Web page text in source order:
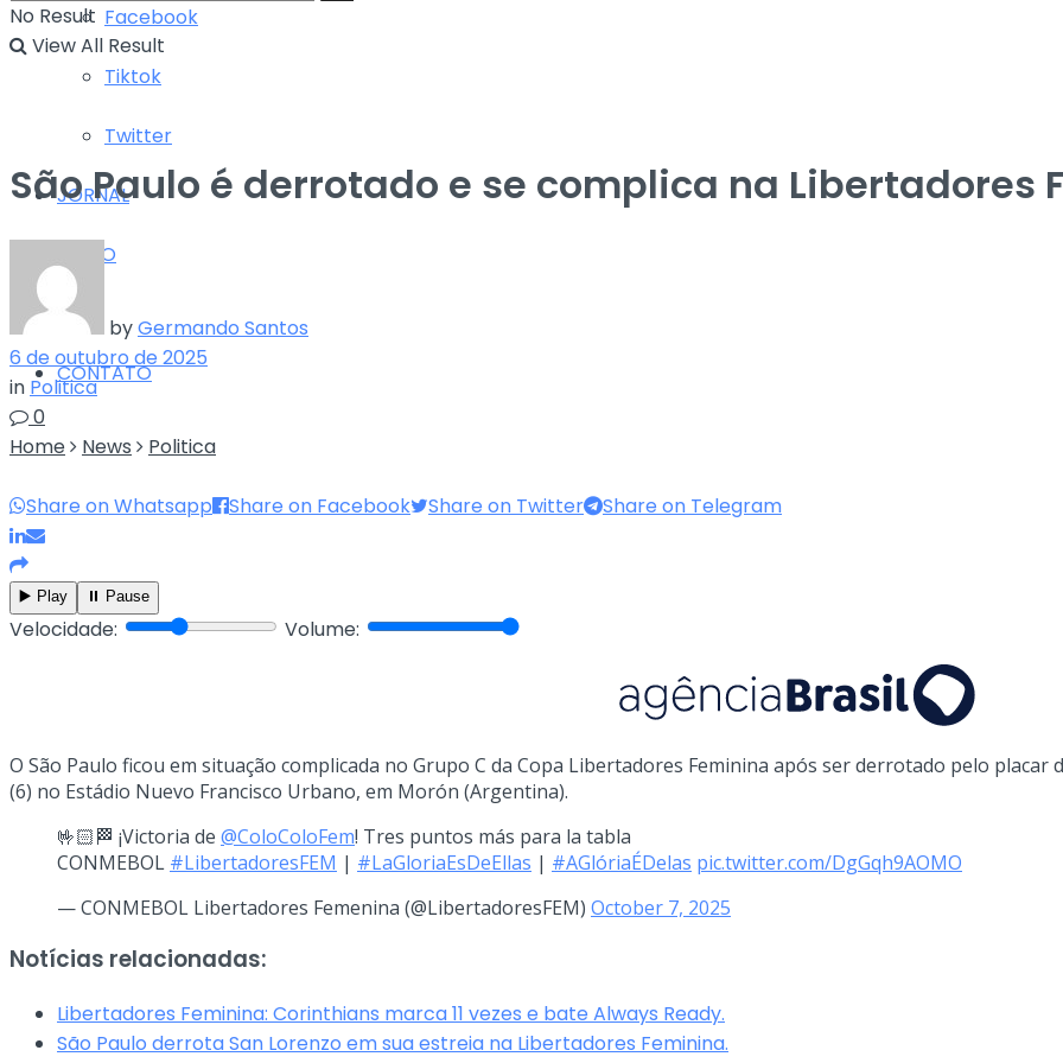
Facebook
Tiktok
Twitter
JORNAL
RÁDIO
TV
CONTATO
No Result
View All Result
São Paulo é derrotado e se complica na Libertadores
byGermando Santos
6 de outubro de 2025
in Politica
0
Home
News Politica
Share on Whatsapp Share on Facebook Share on Twitter Share on Telegram
▶️ Play ⏸️ Pause
Velocidade: Volume:
O São Paulo ficou em situação complicada no Grupo C da Copa Libertadores Feminina após ser derrotado pelo
(6) no Estádio Nuevo Francisco Urbano, em Morón (Argentina).
🤟🏻🏁 ¡Victoria de @ColoColoFem! Tres puntos más para la tabla
CONMEBOL #LibertadoresFEM | #LaGloriaEsDeEllas | #AGlóriaÉDelas pic.twitter.com/DgGqh9AOMO
— CONMEBOL Libertadores Femenina (@LibertadoresFEM) October 7, 2025
Notícias relacionadas:
Libertadores Feminina: Corinthians marca 11 vezes e bate Always Ready.
São Paulo derrota San Lorenzo em sua estreia na Libertadores Feminina.